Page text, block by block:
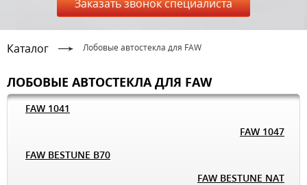
Заказать звонок специалиста
Каталог Лобовые автостекла для FAW
ЛОБОВЫЕ АВТОСТЕКЛА ДЛЯ FAW
FAW 1041
FAW 1047
FAW BESTUNE B70
FAW BESTUNE NAT